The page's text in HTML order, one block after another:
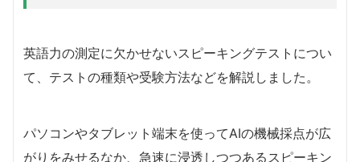
英語力の測定に欠かせないスピーキングテストについ
て、テストの種類や受験方法などを解説しました。
パソコンやタブレット端末を使ってAIの機械採点が広
がりをみせるなか、急速に浸透しつつあるスピーキン